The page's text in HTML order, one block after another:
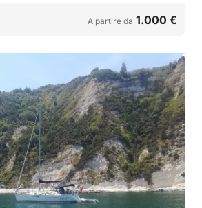
A partire da 1.000 €